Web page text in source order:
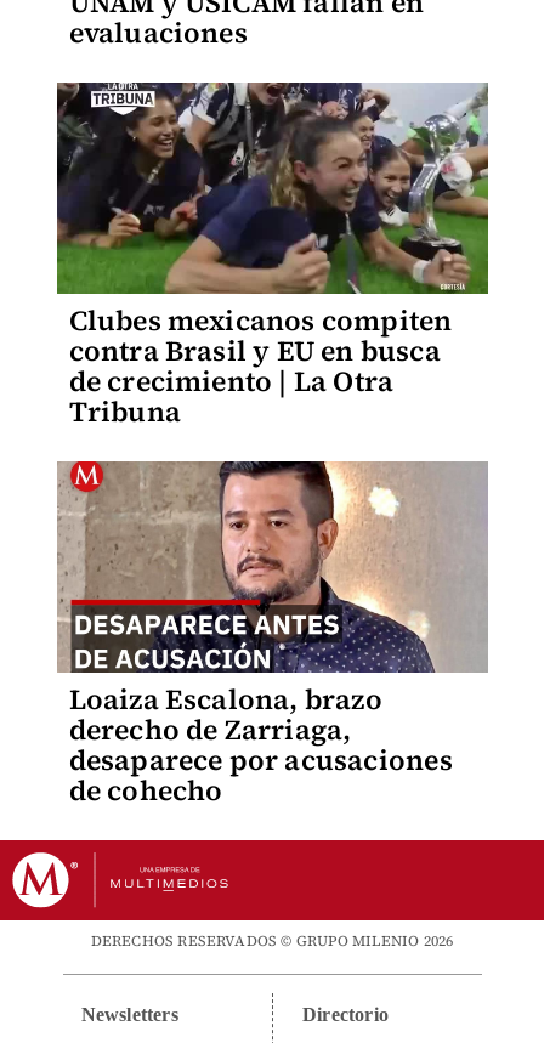
evaluaciones
Clubes mexicanos compiten
contra Brasil y EU en busca
de crecimiento | La Otra
Tribuna
Loaiza Escalona, brazo
derecho de Zarriaga,
desaparece por acusaciones
de cohecho
DERECHOS RESERVADOS © GRUPO MILENIO 2026
Newsletters Directorio